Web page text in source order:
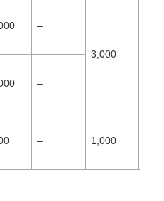
–
3,000
–
– 1,000